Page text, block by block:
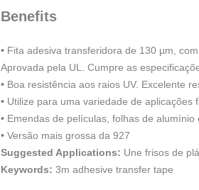
Benefits
• Fita adesiva transferidora de 130 µm,
Aprovada pela UL. Cumpre as
• Boa resistência aos raios UV. Excelente
• Utilize para uma variedade de aplicações
• Emendas de películas, folhas de
• Versão mais grossa da 927
Suggested Applications: Une frisos de
Keywords: 3m adhesive transfer tape